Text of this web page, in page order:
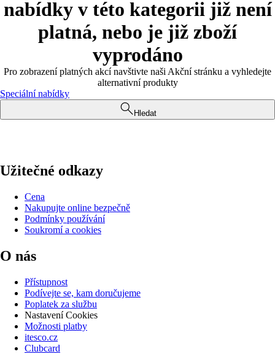
nabídky v této kategorii již není
platná, nebo je již zboží
vyprodáno
Pro zobrazení platných akcí navštivte naši Akční stránku a vyhledejte
alternativní produkty
Speciální nabídky
Hledat
Užitečné odkazy
Cena
Nakupujte online bezpečně
Podmínky používání
Soukromí a cookies
O nás
Přístupnost
Podívejte se, kam doručujeme
Poplatek za službu
Nastavení Cookies
Možnosti platby
itesco.cz
Clubcard